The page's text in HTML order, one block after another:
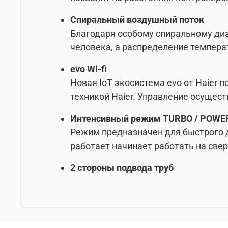
Спиральный воздушный поток
Благодаря особому спиральному
человека, а распределение
evo Wi-fi
Новая IoT экосистема evo от Haier
техникой Haier. Управление
Интенсивный режим TURBO /
Режим предназначен для быстрого
работает начинает работать на
2 стороны подвода труб